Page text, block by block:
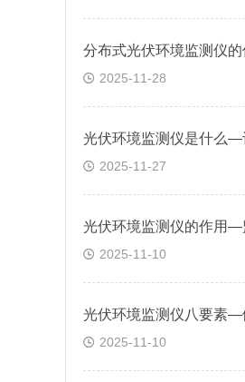
2025-11-28
2025-11-27
2025-11-10
2025-11-10